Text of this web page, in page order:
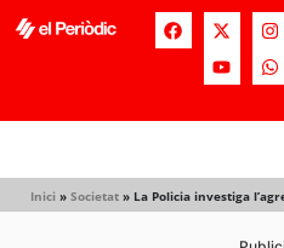
Inici » Societat » La Policia investiga